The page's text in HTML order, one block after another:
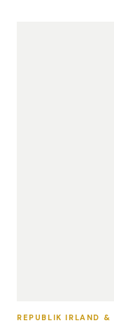
REPUBLIK IRLAND &